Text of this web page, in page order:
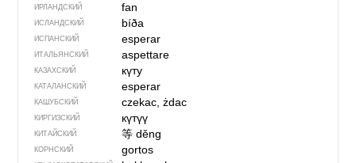
ИРЛАНДСКИЙ fan
ИСЛАНДСКИЙ bíða
ИСПАНСКИЙ esperar
ИТАЛЬЯНСКИЙ aspettare
КАЗАХСКИЙ күту
КАТАЛАНСКИЙ esperar
КАШУБСКИЙ czekac, żdac
КИРГИЗСКИЙ күтүү
КИТАЙСКИЙ 等děng
КОРНСКИЙ gortos